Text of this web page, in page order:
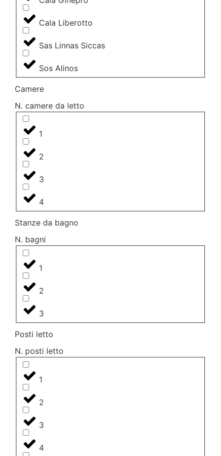
Cala Liberotto
Sas Linnas Siccas
Sos Alinos
Camere
N. camere da letto
1
2
3
4
Stanze da bagno
N. bagni
1
2
3
Posti letto
N. posti letto
1
2
3
4